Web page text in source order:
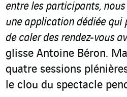
entre les participants,
une application dédiée
de caler des rendez-vous
glisse Antoine Béron.
quatre sessions
le clou du spectacle